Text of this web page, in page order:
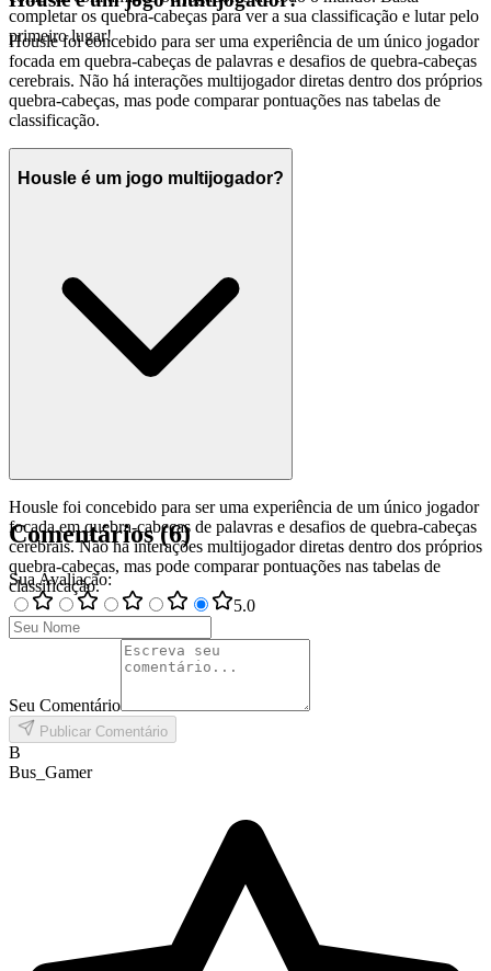
completar os quebra-cabeças para ver a sua classificação e lutar pelo
primeiro lugar!
Housle foi concebido para ser uma experiência de um único jogador
focada em quebra-cabeças de palavras e desafios de quebra-cabeças
cerebrais. Não há interações multijogador diretas dentro dos próprios
quebra-cabeças, mas pode comparar pontuações nas tabelas de
classificação.
Housle é um jogo multijogador?
Housle foi concebido para ser uma experiência de um único jogador
focada em quebra-cabeças de palavras e desafios de quebra-cabeças
cerebrais. Não há interações multijogador diretas dentro dos próprios
quebra-cabeças, mas pode comparar pontuações nas tabelas de
classificação.
Comentários(6)
Sua Avaliação:
5.0
Seu Comentário
Publicar Comentário
B
Bus_Gamer